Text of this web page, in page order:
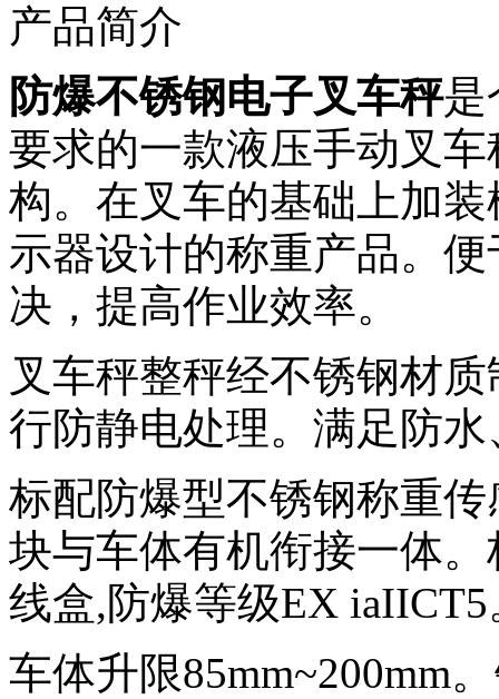
产品简介
防爆不锈钢电子叉车秤是
要求的一款液压手动叉
构。在叉车的基础上加
示器设计的称重产品。
决，提高作业效率。
叉车秤整秤经不锈钢材
行防静电处理。满足防
标配防爆型不锈钢称重
块与车体有机衔接一体
线盒,防爆等级EX iaIICT5
车体升限85mm~200mm